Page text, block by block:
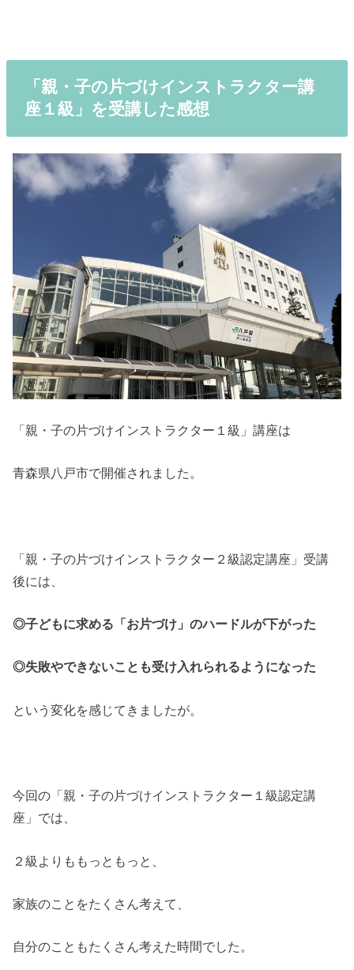
「親・子の片づけインストラクター講
座１級」を受講した感想
「親・子の片づけインストラクター１級」講座は
青森県八戸市で開催されました。
「親・子の片づけインストラクター２級認定講座」受講
後には、
◎子どもに求める「お片づけ」のハードルが下がった
◎失敗やできないことも受け入れられるようになった
という変化を感じてきましたが。
今回の「親・子の片づけインストラクター１級認定講
座」では、
２級よりももっともっと、
家族のことをたくさん考えて、
自分のこともたくさん考えた時間でした。